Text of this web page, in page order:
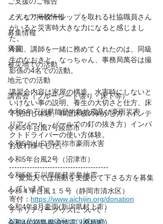
メディア掲載情報
募集情報
褒賞
被災地での活動
地元での活動
講習会（ブルーシート張り・床下等）
令和6年石川県能登半島地震及び豪雨災害
令和5年台風7号綾部市
令和5年山口県美祢市豪雨水害
令和5年台風2号（沼津市）
令和5年石川県能登半島地震
令和４年台風１５号（静岡市清水区）
令和4年8月豪雨(新潟県村上市）
こんなリーダーシップを取れる社協職員さん
がいると災害時大きな力になると感じまし
た。
今回、講師を一緒に務めてくれたのは、同級
生のなおきと、なっちゃん、事務局萬谷は撮
影係の4名での活動。
講習会内容は家屋の構造、水害時にしないと
いけない事の説明、養生の大切さと仕方、床
下泥出し体験、和室床板の剥がし方（インテ
リアバール、バールでの釘の抜き方）インパ
クトドライバーの使い方体験。
お疲れ様でした。
---------------------------------------
・ 愛知人では活動を支援して下さる方を募集
しています。
寄付： https://www.aichijin.org/donation
チャリティーグッズについて：
https://www.aichijin.org/charity